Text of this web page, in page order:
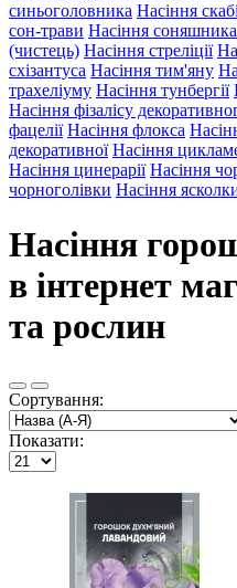
синьоголовника Насіння
сон-трави Насіння
(чистець) Насіння стреліції
схізантуса Насіння тим'яну
трахеліуму Насіння тунбергії
Насіння фізалісу
фацелії Насіння флокса
декоративної Насіння
Насіння цинерарії Насіння
чорноголівки Насіння
Насіння
в інтернет
та рослин
Сортування:
Показати: